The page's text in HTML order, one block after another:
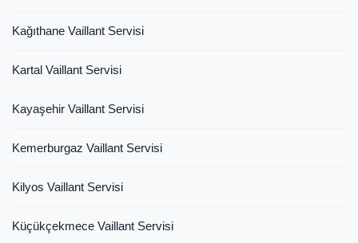
Kağıthane Vaillant Servisi
Kartal Vaillant Servisi
Kayaşehir Vaillant Servisi
Kemerburgaz Vaillant Servisi
Kilyos Vaillant Servisi
Küçükçekmece Vaillant Servisi